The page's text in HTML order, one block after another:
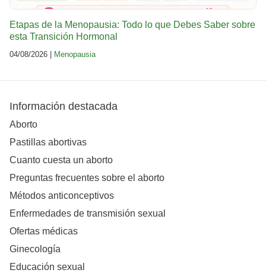
Etapas de la Menopausia: Todo lo que Debes Saber sobre
esta Transición Hormonal
04/08/2026 | Menopausia
Información destacada
Aborto
Pastillas abortivas
Cuanto cuesta un aborto
Preguntas frecuentes sobre el aborto
Métodos anticonceptivos
Enfermedades de transmisión sexual
Ofertas médicas
Ginecología
Educación sexual